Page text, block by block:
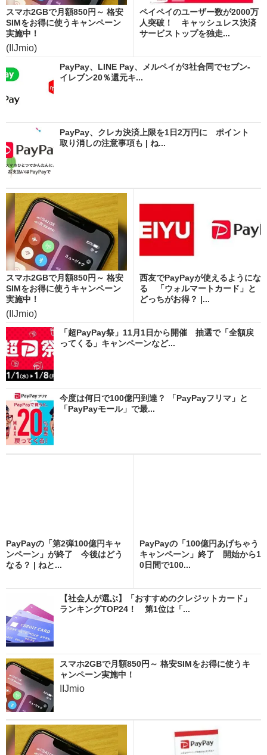
スマホ2GBで月額850円～ 格安
SIMをお得に使うキャンペーン
実施中！
(IIJmio)
ペイペイのユーザー数が2000万
人突破！ キャッシュレス決済
サービストップを独走...
PayPay、LINE Pay、メルペイが3社合同でセブン-
イレブン20％還元キ...
PayPay、クレカ決済上限を1日2万円に ポイント
取り消しの注意事項も | ね...
スマホ2GBで月額850円～ 格安
SIMをお得に使うキャンペーン
実施中！
(IIJmio)
西友でPayPayが使えるようにな
る 「ウォルマートカード」と
どっちがお得？ |...
「超PayPay祭」11月1日から開催 抽選で「全額戻
ってくる」キャンペーンなど...
今度は何日で100億円到達？ 「PayPayフリマ」と
「PayPayモール」で最...
PayPayの「第2弾100億円キャ
ンペーン」が終了 今後はどう
なる？ | ねと...
PayPayの「100億円あげちゃう
キャンペーン」終了 開始から1
0日間で100...
【社会人が選ぶ】「おすすめのクレジットカード」
ランキングTOP24！ 第1位は「...
スマホ2GBで月額850円～ 格安SIMをお得に使うキ
ャンペーン実施中！
IIJmio